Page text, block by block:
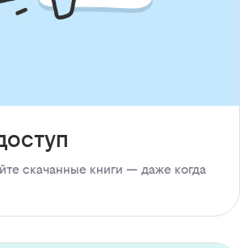
скачанные книги — даже когда